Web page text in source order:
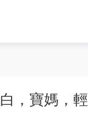
，寶媽，輕